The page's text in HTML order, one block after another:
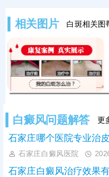
响，黑
斑边
白斑面
导致病
度。
重视，
相关图片 白斑相关图
白癜风问题解答 更
石家庄哪个医院专业治
石家庄白癜风医院
石家庄白癜风治疗效果